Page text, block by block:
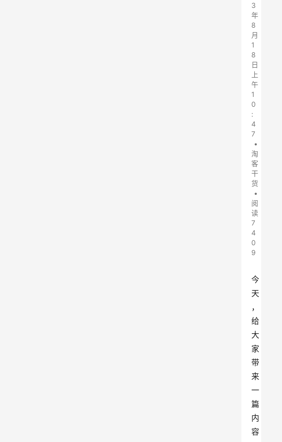
3
年
8
月
1
8
日
上
午
1
0
:
4
7
•
淘
客
干
货
•
阅
读
7
4
0
9
今
天
，
给
大
家
带
来
一
篇
内
容